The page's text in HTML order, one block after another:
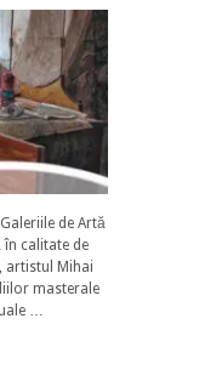
de Artă
în calitate de
artistul Mihai
masterale
…